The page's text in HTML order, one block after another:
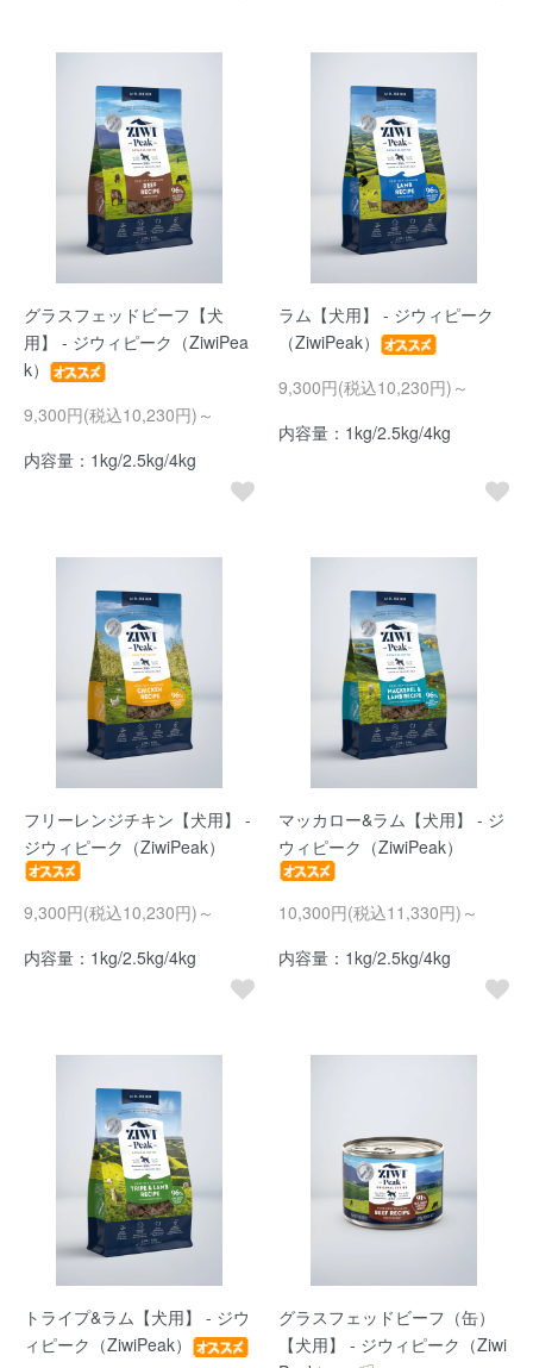
グラスフェッドビーフ【犬
用】 - ジウィピーク（ZiwiPea
k）
9,300円(税込10,230円)～
内容量：1kg/2.5kg/4kg
ラム【犬用】 - ジウィピーク
（ZiwiPeak）
9,300円(税込10,230円)～
内容量：1kg/2.5kg/4kg
フリーレンジチキン【犬用】 -
ジウィピーク（ZiwiPeak）
9,300円(税込10,230円)～
内容量：1kg/2.5kg/4kg
マッカロー&ラム【犬用】 - ジ
ウィピーク（ZiwiPeak）
10,300円(税込11,330円)～
内容量：1kg/2.5kg/4kg
トライプ&ラム【犬用】 - ジウ
ィピーク（ZiwiPeak）
グラスフェッドビーフ（缶）
【犬用】 - ジウィピーク（Ziwi